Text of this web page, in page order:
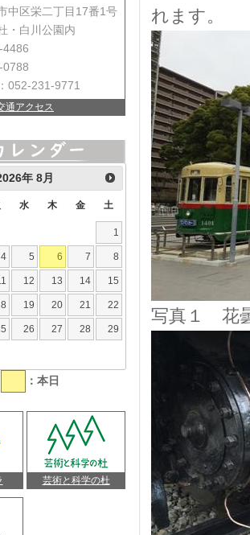
れます。
写真１ 花
中区栄二丁目17番1号
・白川公園内
4486
0788
052-231-9771
通アクセス
年8月
水 木 金 土
1
4 5 6 7 8
12 13 14 15
19 20 21 22
26 27 28 29
：本日
芸術と科学の杜